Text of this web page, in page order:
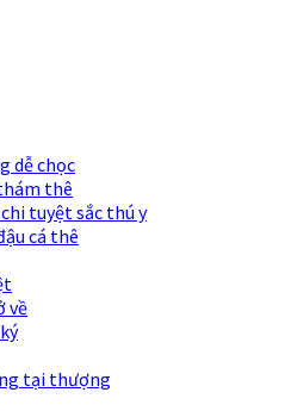
dễ chọc
thê
tuyệt sắc thú y
cá thê
về
tại thượng